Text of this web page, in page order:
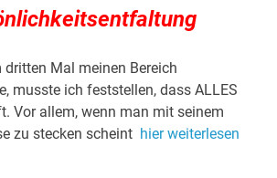
Mal meinen Bereich
musste ich feststellen, dass ALLES
Vor allem, wenn man mit seinem
zu stecken scheint hier weiterlesen